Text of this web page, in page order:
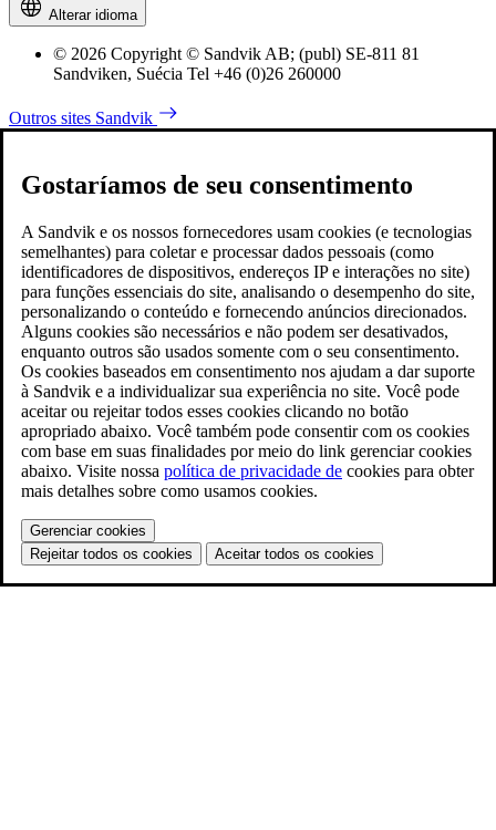
Alterar idioma
© 2026 Copyright © Sandvik AB; (publ) SE-811 81
Sandviken, Suécia Tel +46 (0)26 260000
Outros sites Sandvik
Gostaríamos de seu consentimento
A Sandvik e os nossos fornecedores usam cookies (e tecnologias
semelhantes) para coletar e processar dados pessoais (como
identificadores de dispositivos, endereços IP e interações no site)
para funções essenciais do site, analisando o desempenho do site,
personalizando o conteúdo e fornecendo anúncios direcionados.
Alguns cookies são necessários e não podem ser desativados,
enquanto outros são usados somente com o seu consentimento.
Os cookies baseados em consentimento nos ajudam a dar suporte
à Sandvik e a individualizar sua experiência no site. Você pode
aceitar ou rejeitar todos esses cookies clicando no botão
apropriado abaixo. Você também pode consentir com os cookies
com base em suas finalidades por meio do link gerenciar cookies
abaixo. Visite nossa política de privacidade de cookies para obter
mais detalhes sobre como usamos cookies.
Gerenciar cookies
Rejeitar todos os cookies
Aceitar todos os cookies